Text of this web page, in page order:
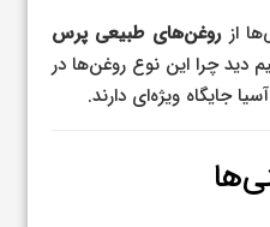
ازروغن‌های طبیعی پرس
دید چرا این نوع روغن‌ها در
جایگاه ویژه‌ای دارند.